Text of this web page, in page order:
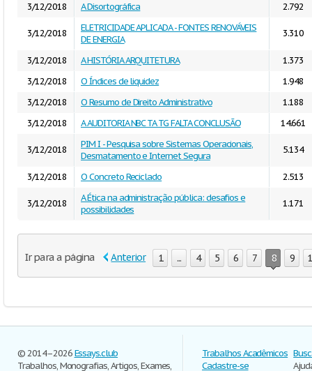
3/12/2018
A Disortográfica 2.792
3/12/2018
ELETRICIDADE APLICADA - FONTES RENOVÁVEIS
DE ENERGIA
3.310
3/12/2018 A HISTÓRIA ARQUITETURA
1.373
3/12/2018
O Índices de liquidez
1.948
3/12/2018
O Resumo de Direito Administrativo
1.188
3/12/2018
A AUDITORIA NBC TA TG FALTA CONCLUSÃO 14.661
3/12/2018
PIM I - Pesquisa sobre Sistemas Operacionais,
Desmatamento e Internet Segura
5.134
3/12/2018 O Concreto Reciclado 2.513
3/12/2018
A Ética na administração pública: desafios e
possibilidades
1.171
Ir para a página Anterior 1 ... 4 5 6 7 8 9
© 2014–2026Essays.club
Trabalhos, Monografias, Artigos, Exames,
Trabalhos Acadêmicos
Cadastre-se